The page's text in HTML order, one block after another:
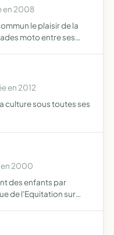
en 2008
le plaisir de la
moto entre ses
en 2012
culture sous toutes ses
en 2000
des enfants par
de l'Equitation sur